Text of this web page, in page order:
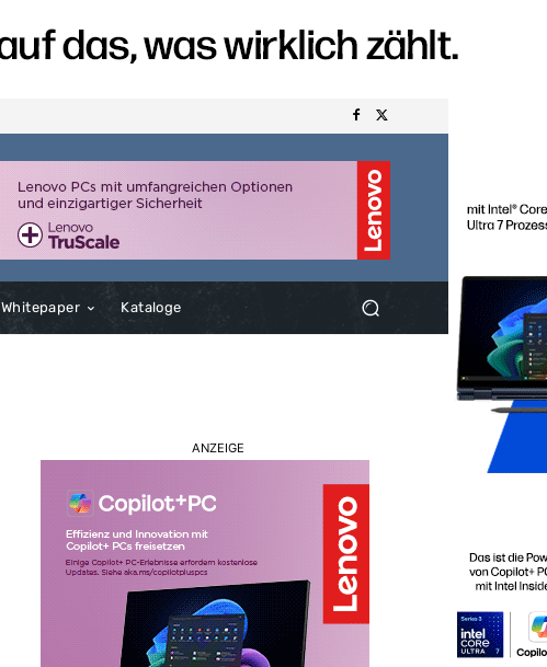
Whitepaper Kataloge
ANZEIGE